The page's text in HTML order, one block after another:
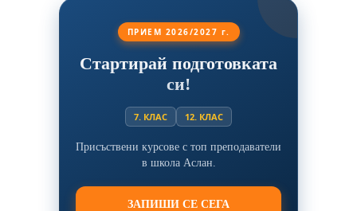
ПРИЕМ 2026/2027 г.
Стартирай подготовката
си!
7. КЛАС 12. КЛАС
Присъствени курсове с топ преподаватели
в школа Аслан.
ЗАПИШИ СЕ СЕГА